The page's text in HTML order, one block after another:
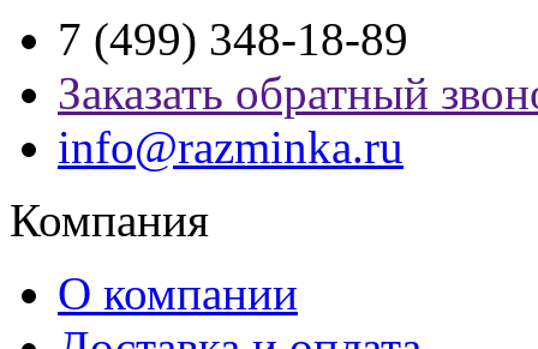
7 (499) 348-18-89
Заказать обратный
info@razminka.ru
Компания
О компании